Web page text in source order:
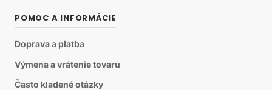
POMOC A INFORMÁCIE
Doprava a platba
Výmena a vrátenie tovaru
Často kladené otázky